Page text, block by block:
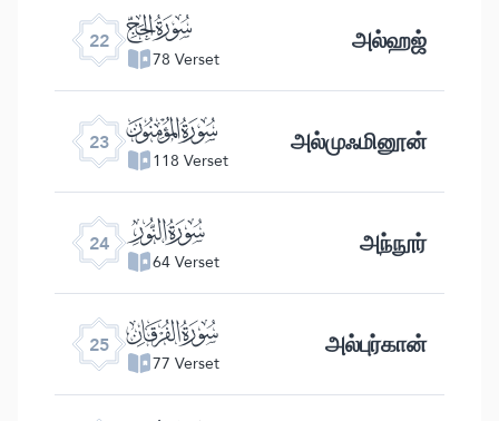
22 ﮢ
78 Verset அல்ஹஜ்
23 ﮣ
118 Verset அல்முஃமினூன்
24 ﮤ
64 Verset அந்நூர்
25 ﮥ
77 Verset அல்புர்கான்